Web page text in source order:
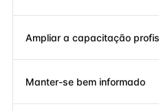
Ampliar a capacitação
Manter-se bem informado